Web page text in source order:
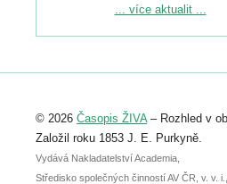
Podrobnější informace ke
Registrovat se můžete do 6. září.
abstraktu přihlášené přednášky
posteru je už 30. června.
... více aktualit ...
© 2026 Časopis ŽIVA– Rozhled v
Založil roku 1853 J. E. Purkyně.
Vydává Nakladatelství Academia,
Středisko společných činností AV ČR, v. v.